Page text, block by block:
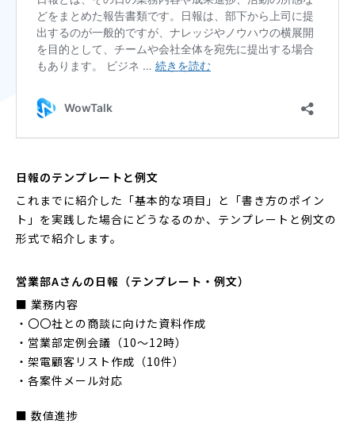
日報のテンプレートと例文
これまでに紹介した「基本的な項目」と「書き方のポイン
ト」を実践した場合にどうなるのか、テンプレートと例文の
形式で紹介します。
営業部Aさんの日報（テンプレート・例文）
■ 業務内容
・〇〇社との商談に向けた資料作成
・営業部定例会議（10〜12時）
・架電顧客リスト作成（10件）
・各案件メール対応
■ 数値進捗